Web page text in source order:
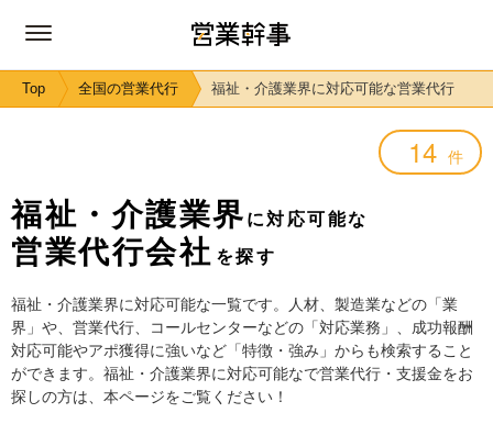
Top 全国の営業代行 福祉・介護業界に対応可能な営業代行
14 件
福祉・介護業界 に対応可能な
営業代行会社 を探す
福祉・介護業界に対応可能な一覧です。人材、製造業などの「業
界」や、営業代行、コールセンターなどの「対応業務」、成功報酬
対応可能やアポ獲得に強いなど「特徴・強み」からも検索すること
ができます。福祉・介護業界に対応可能なで営業代行・支援金をお
探しの方は、本ページをご覧ください！